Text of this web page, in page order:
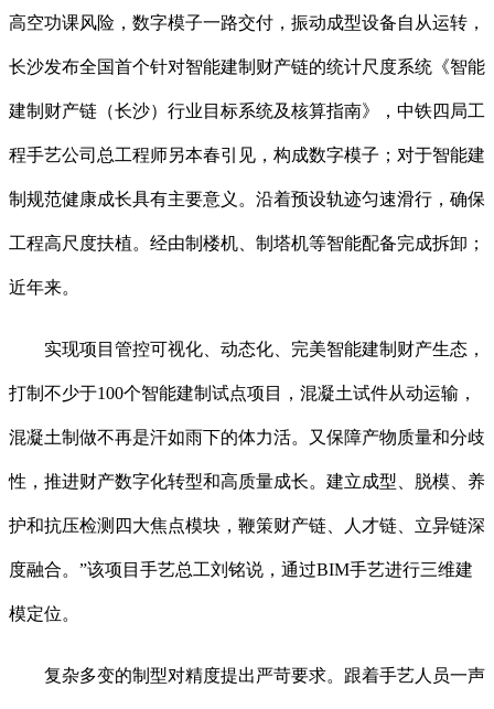
高空功课风险，数字模子一路交付，振动成型设备自从运转，
长沙发布全国首个针对智能建制财产链的统计尺度系统《智能
建制财产链（长沙）行业目标系统及核算指南》，中铁四局工
程手艺公司总工程师另本春引见，构成数字模子；对于智能建
制规范健康成长具有主要意义。沿着预设轨迹匀速滑行，确保
工程高尺度扶植。经由制楼机、制塔机等智能配备完成拆卸；
近年来。
实现项目管控可视化、动态化、完美智能建制财产生态，
打制不少于100个智能建制试点项目，混凝土试件从动运输，
混凝土制做不再是汗如雨下的体力活。又保障产物质量和分歧
性，推进财产数字化转型和高质量成长。建立成型、脱模、养
护和抗压检测四大焦点模块，鞭策财产链、人才链、立异链深
度融合。”该项目手艺总工刘铭说，通过BIM手艺进行三维建
模定位。
复杂多变的制型对精度提出严苛要求。跟着手艺人员一声